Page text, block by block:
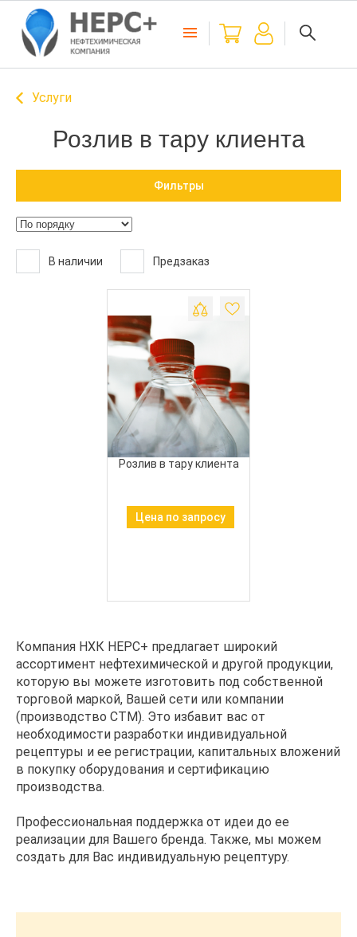
Услуги
Розлив в тару клиента
Фильтры
В наличии Предзаказ
Розлив в тару клиента
Цена по запросу
Компания НХК НЕРС+ предлагает широкий
ассортимент нефтехимической и другой продукции,
которую вы можете изготовить под собственной
торговой маркой, Вашей сети или компании
(производство СТМ). Это избавит вас от
необходимости разработки индивидуальной
рецептуры и ее регистрации, капитальных вложений
в покупку оборудования и сертификацию
производства.
Профессиональная поддержка от идеи до ее
реализации для Вашего бренда. Также, мы можем
создать для Вас индивидуальную рецептуру.